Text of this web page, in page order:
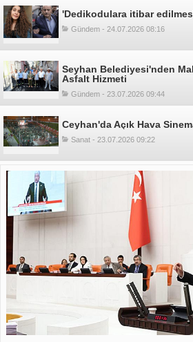
'Dedikodulara itibar
Gündem - 24.07.2026 08:16
Seyhan Belediyesi'nden
Asfalt Hizmeti
Gündem - 23.07.2026 09:44
Ceyhan'da Açık Hava
Sanat - 23.07.2026 09:22